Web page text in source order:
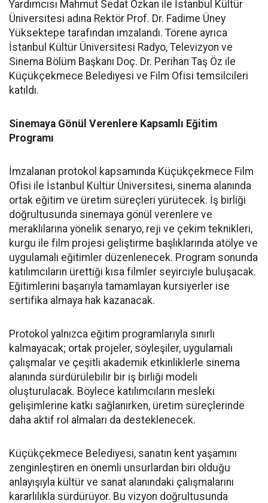
Yardımcısı Mahmut Sedat Özkan ile İstanbul Kültür
Üniversitesi adına Rektör Prof. Dr. Fadime Üney
Yüksektepe tarafından imzalandı. Törene ayrıca
İstanbul Kültür Üniversitesi Radyo, Televizyon ve
Sinema Bölüm Başkanı Doç. Dr. Perihan Taş Öz ile
Küçükçekmece Belediyesi ve Film Ofisi temsilcileri
katıldı.
Sinemaya Gönül Verenlere Kapsamlı Eğitim
Programı
İmzalanan protokol kapsamında Küçükçekmece Film
Ofisi ile İstanbul Kültür Üniversitesi, sinema alanında
ortak eğitim ve üretim süreçleri yürütecek. İş birliği
doğrultusunda sinemaya gönül verenlere ve
meraklılarına yönelik senaryo, reji ve çekim teknikleri,
kurgu ile film projesi geliştirme başlıklarında atölye ve
uygulamalı eğitimler düzenlenecek. Program sonunda
katılımcıların ürettiği kısa filmler seyirciyle buluşacak.
Eğitimlerini başarıyla tamamlayan kursiyerler ise
sertifika almaya hak kazanacak.
Protokol yalnızca eğitim programlarıyla sınırlı
kalmayacak; ortak projeler, söyleşiler, uygulamalı
çalışmalar ve çeşitli akademik etkinliklerle sinema
alanında sürdürülebilir bir iş birliği modeli
oluşturulacak. Böylece katılımcıların mesleki
gelişimlerine katkı sağlanırken, üretim süreçlerinde
daha aktif rol almaları da desteklenecek.
Küçükçekmece Belediyesi, sanatın kent yaşamını
zenginleştiren en önemli unsurlardan biri olduğu
anlayışıyla kültür ve sanat alanındaki çalışmalarını
kararlılıkla sürdürüyor. Bu vizyon doğrultusunda